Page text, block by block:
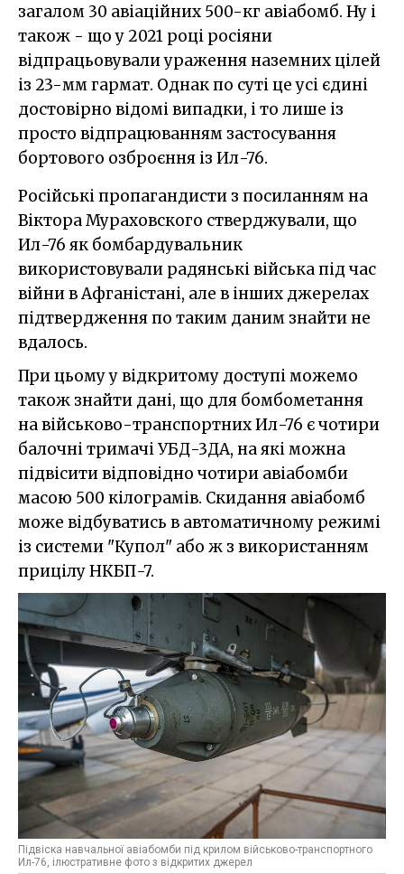
загалом 30 авіаційних 500-кг авіабомб. Ну і
також - що у 2021 році росіяни
відпрацьовували ураження наземних цілей
із 23-мм гармат. Однак по суті це усі єдині
достовірно відомі випадки, і то лише із
просто відпрацюванням застосування
бортового озброєння із Ил-76.
Російські пропагандисти з посиланням на
Віктора Мураховского стверджували, що
Ил-76 як бомбардувальник
використовували радянські війська під час
війни в Афганістані, але в інших джерелах
підтвердження по таким даним знайти не
вдалось.
При цьому у відкритому доступі можемо
також знайти дані, що для бомбометання
на військово-транспортних Ил-76 є чотири
балочні тримачі УБД-3ДА, на які можна
підвісити відповідно чотири авіабомби
масою 500 кілограмів. Скидання авіабомб
може відбуватись в автоматичному режимі
із системи "Купол" або ж з використанням
прицілу НКБП-7.
Підвіска навчальної авіабомби під крилом військово-транспортного
Ил-76, ілюстративне фото з відкритих джерел